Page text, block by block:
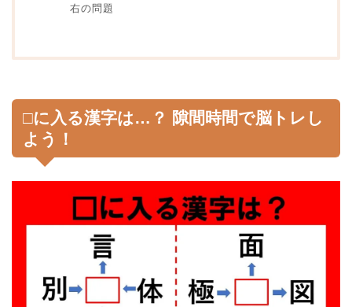
右の問題
□に入る漢字は…？ 隙間時間で脳トレし
よう！